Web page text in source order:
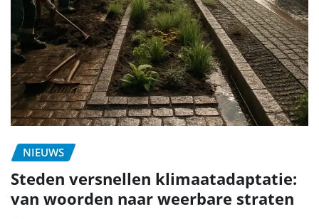
NIEUWS
Steden versnellen klimaatadaptatie:
van woorden naar weerbare straten